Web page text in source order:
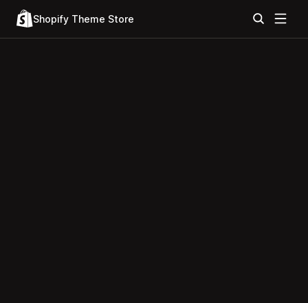
Shopify Theme Store